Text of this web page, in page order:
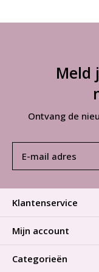
Meld
Ontvang de
Klantenservice
Mijn account
Categorieën